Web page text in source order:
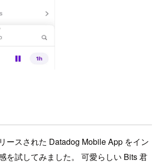
ースされた Datadog Mobile App をイン
を試してみました。 可愛らしい Bits 君